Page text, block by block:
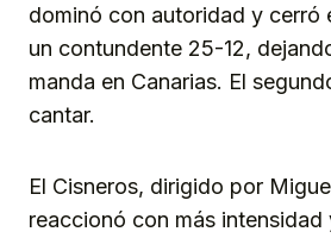
dominó con autoridad y cerró
un contundente 25-12,
manda en Canarias. El
cantar.
El Cisneros, dirigido por
reaccionó con más intensidad